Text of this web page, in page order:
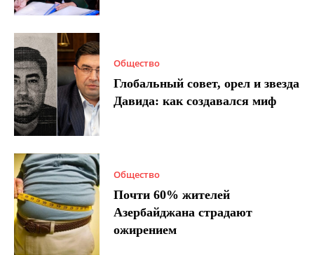
Общество
Глобальный совет, орел и звезда
Давида: как создавался миф
Общество
Почти 60% жителей
Азербайджана страдают
ожирением